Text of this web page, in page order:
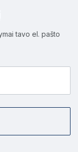
tavo el. pašto